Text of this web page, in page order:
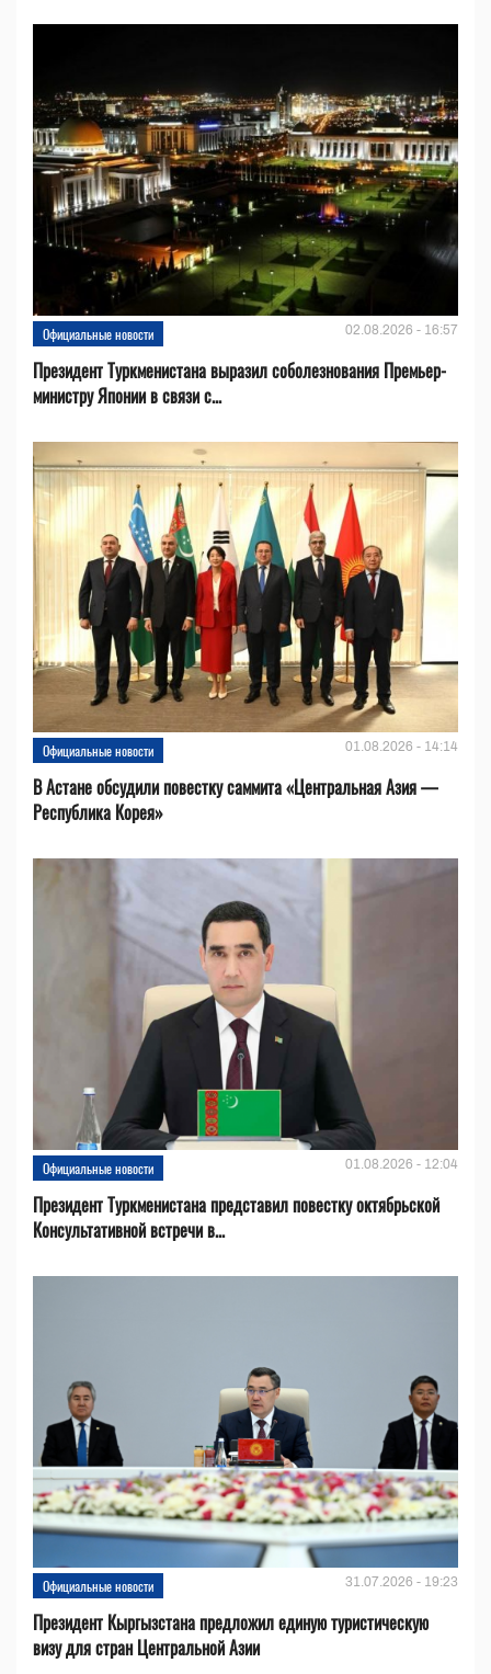
Официальные новости 02.08.2026 - 16:57
Президент Туркменистана выразил соболезнования Премьер-
министру Японии в связи с...
Официальные новости 01.08.2026 - 14:14
В Астане обсудили повестку саммита «Центральная Азия —
Республика Корея»
Официальные новости 01.08.2026 - 12:04
Президент Туркменистана представил повестку октябрьской
Консультативной встречи в...
Официальные новости 31.07.2026 - 19:23
Президент Кыргызстана предложил единую туристическую
визу для стран Центральной Азии